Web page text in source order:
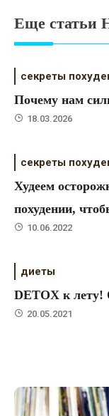
Еще статьи
секреты
Почему нам
18.03.2026
секреты
Худеем
похудении,
10.06.2022
диеты
DETOX к лету!
20.05.2021